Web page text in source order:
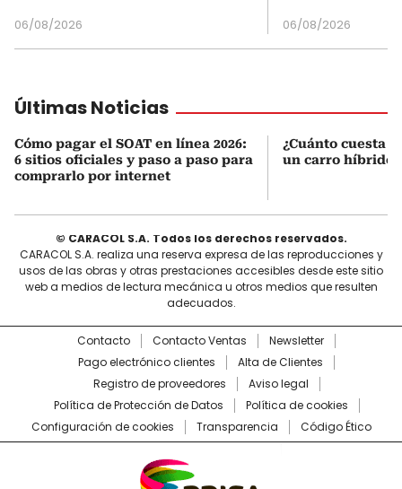
06/08/2026 06/08/2026
Últimas Noticias
Cómo pagar el SOAT en línea 2026:
6 sitios oficiales y paso a paso para
comprarlo por internet
¿Cuánto cuesta
un carro híbrido
© CARACOL S.A. Todos los derechos reservados.
CARACOL S.A. realiza una reserva expresa de las reproducciones y
usos de las obras y otras prestaciones accesibles desde este sitio
web a medios de lectura mecánica u otros medios que resulten
adecuados.
Contacto Contacto Ventas
Newsletter
Pago electrónico clientes
Alta de Clientes
Registro de proveedores
Aviso legal
Política de Protección de Datos
Política de cookies
Configuración de cookies
Transparencia Código Ético